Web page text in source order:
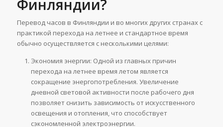
Финляндии?
Перевод часов в Финляндии и во многих других странах с
практикой перехода на летнее и стандартное время
обычно осуществляется с несколькими целями:
Экономия энергии: Одной из главных причин
перехода на летнее время летом является
сокращение энергопотребления. Увеличение
дневной световой активности после рабочего дня
позволяет снизить зависимость от искусственного
освещения и отопления, что способствует
сэкономленной электроэнергии.